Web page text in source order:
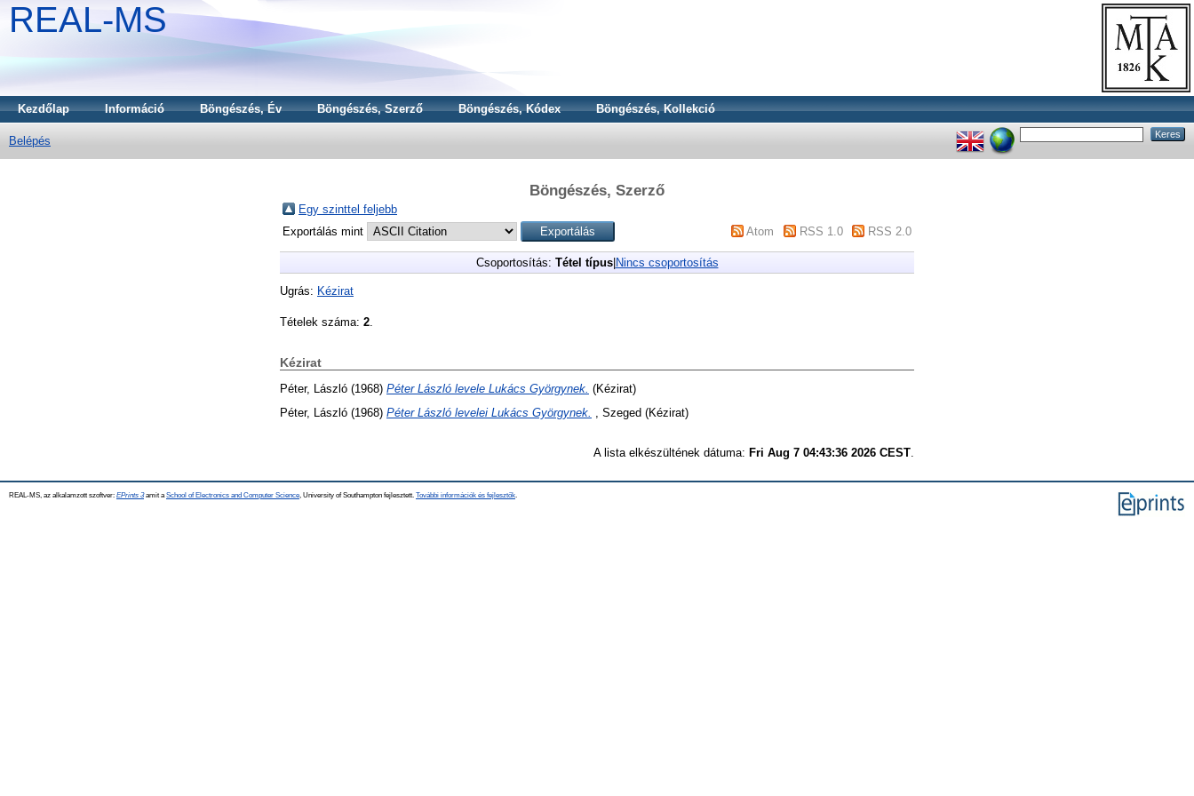
REAL-MS
Kezdőlap Információ Böngészés, Év Böngészés, Szerző Böngészés, Kódex Böngészés, Kollekció
Belépés
Böngészés, Szerző
Egy szinttel feljebb
Exportálás mint
Atom RSS 1.0 RSS 2.0
Csoportosítás: Tétel típus| Nincs csoportosítás
Ugrás: Kézirat
Tételek száma: 2
Kézirat
Péter, László (1968) Péter László levele Lukács Györgynek. (Kézirat)
Péter, László (1968) Péter László levelei Lukács Györgynek. , Szeged (Kézirat)
A lista elkészültének dátuma: Fri Aug 7 04:43:36 2026 CEST.
REAL-MS, az alkalamzott szoftver: EPrints 3amit a School of Electronics and Computer Science , University of Southampton fejlesztett. További információk és fejlesztők